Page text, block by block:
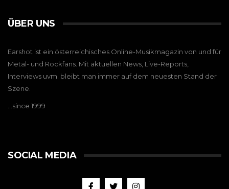
ÜBER UNS
Earshot ist ein österreichisches Online-Musikmagazin von und für
Metal- und Rockfans. Mit aktuellen News, Live-Reports,
Interviews uvm. bleibt man immer auf dem neuesten Stand der
Szene.
…since 1999
SOCIAL MEDIA